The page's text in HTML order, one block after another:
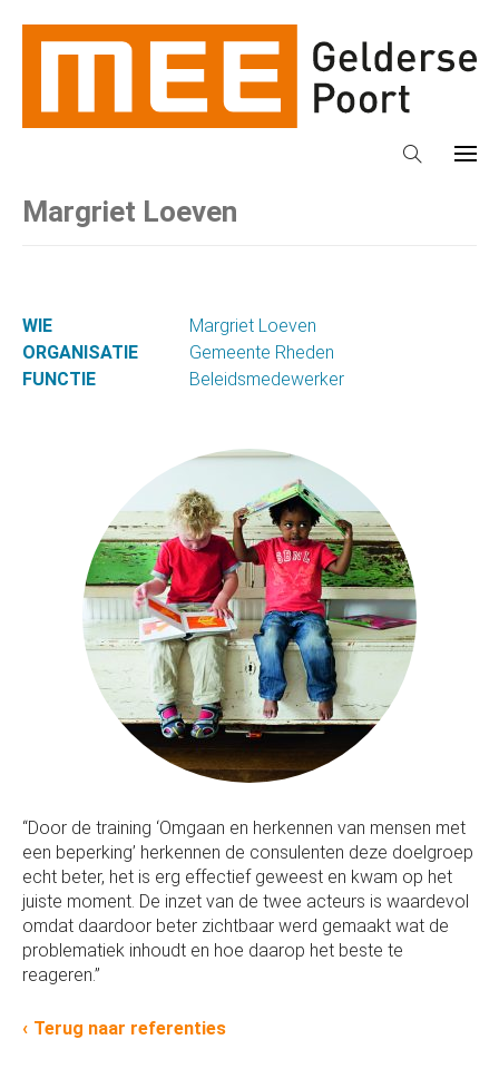
Margriet Loeven
WIE
Margriet Loeven
ORGANISATIE
Gemeente Rheden
FUNCTIE
Beleidsmedewerker
“Door de training ‘Omgaan en herkennen van mensen met
een beperking’ herkennen de consulenten deze doelgroep
echt beter, het is erg effectief geweest en kwam op het
juiste moment. De inzet van de twee acteurs is waardevol
omdat daardoor beter zichtbaar werd gemaakt wat de
problematiek inhoudt en hoe daarop het beste te
reageren.”
Terug naar referenties